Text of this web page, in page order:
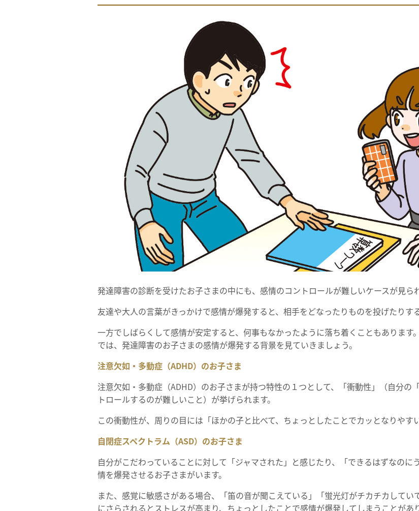
発達障害の診断を受けたお子さまの中にも、感情のコントロールが難しいケースが見られ
友達や大人の言葉がきっかけで感情が爆発すると、相手をどなったりものを投げたりす
一方でしばらくして感情が安定すると、何事もなかったように落ち着くこともあります。
では、発達障害のお子さまの感情が爆発する背景を見ていきましょう。
注意欠如・多動症（ADHD）のお子さま
注意欠如・多動症（ADHD）のお子さまが持つ特性の１つとして、「衝動性」（自分の
トロールするのが難しいこと）が挙げられます。
この衝動性が、周りの目には「ほかの子と比べて、ちょっとしたことでカッとなりやす
自閉症スペクトラム（ASD）のお子さま
自分がこだわっていることに対して「ジャマされた」と感じたり、「できるはずなの
情を爆発させるお子さまがいます。
また、感覚に敏感さがある場合、「笛の音が聞こえている」「蛍光灯がチカチカして
にさらされるとストレスが高まり、ちょっとしたことで感情が爆発してしまうことがあ